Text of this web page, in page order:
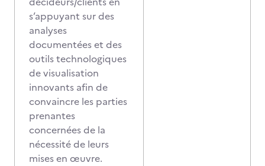
s’appuyant sur des
analyses
documentées et des
outils technologiques
de visualisation
innovants afin de
convaincre les parties
prenantes
concernées de la
nécessité de leurs
mises en œuvre.